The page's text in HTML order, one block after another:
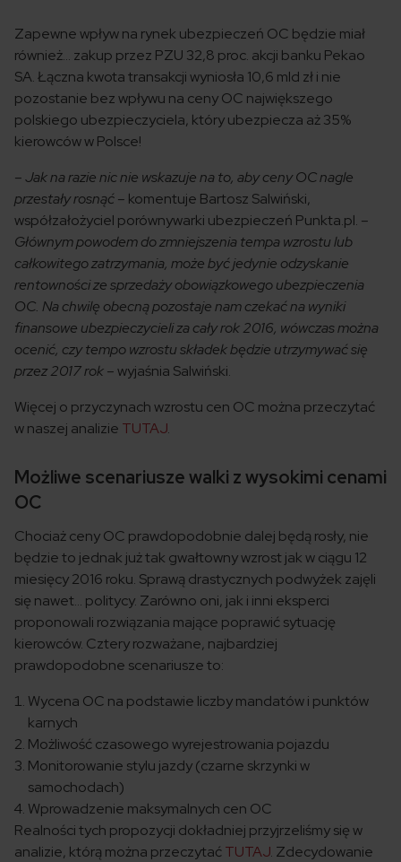
Zapewne wpływ na rynek ubezpieczeń OC będzie miał
również… zakup przez PZU 32,8 proc. akcji banku Pekao
SA. Łączna kwota transakcji wyniosła 10,6 mld zł i nie
pozostanie bez wpływu na ceny OC największego
polskiego ubezpieczyciela, który ubezpiecza aż 35%
kierowców w Polsce!
– Jak na razie nic nie wskazuje na to, aby ceny OC nagle
przestały rosnąć – komentuje Bartosz Salwiński,
współzałożyciel porównywarki ubezpieczeń Punkta.pl. –
Głównym powodem do zmniejszenia tempa wzrostu lub
całkowitego zatrzymania, może być jedynie odzyskanie
rentowności ze sprzedaży obowiązkowego ubezpieczenia
OC. Na chwilę obecną pozostaje nam czekać na wyniki
finansowe ubezpieczycieli za cały rok 2016, wówczas można
ocenić, czy tempo wzrostu składek będzie utrzymywać się
przez 2017 rok –wyjaśnia Salwiński.
Więcej o przyczynach wzrostu cen OC można przeczytać
w naszej analizie TUTAJ.
Możliwe scenariusze walki z wysokimi cenami
OC
Chociaż ceny OC prawdopodobnie dalej będą rosły, nie
będzie to jednak już tak gwałtowny wzrost jak w ciągu 12
miesięcy 2016 roku. Sprawą drastycznych podwyżek zajęli
się nawet… politycy. Zarówno oni, jak i inni eksperci
proponowali rozwiązania mające poprawić sytuację
kierowców. Cztery rozważane, najbardziej
prawdopodobne scenariusze to:
Wycena OC na podstawie liczby mandatów i punktów
karnych
Możliwość czasowego wyrejestrowania pojazdu
Monitorowanie stylu jazdy (czarne skrzynki w
samochodach)
Wprowadzenie maksymalnych cen OC
Realności tych propozycji dokładniej przyjrzeliśmy się w
analizie, którą można przeczytaćTUTAJ. Zdecydowanie